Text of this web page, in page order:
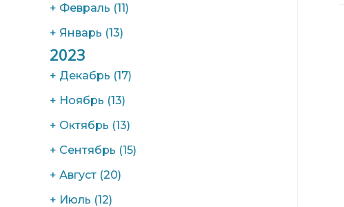
+ Февраль (11)
+ Январь (13)
2023
+ Декабрь (17)
+ Ноябрь (13)
+ Октябрь (13)
+ Сентябрь (15)
+ Август (20)
+ Июль (12)